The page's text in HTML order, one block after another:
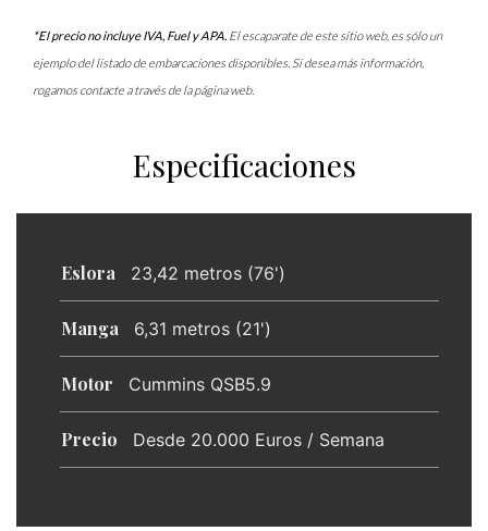
*El precio no incluye IVA, Fuel y APA. El escaparate de este sitio web, es sólo un
ejemplo del listado de embarcaciones disponibles. Si desea más información,
rogamos contacte a través de la página web.
Especificaciones
Eslora 23,42 metros (76')
Manga 6,31 metros (21')
Motor Cummins QSB5.9
Precio Desde 20.000 Euros / Semana